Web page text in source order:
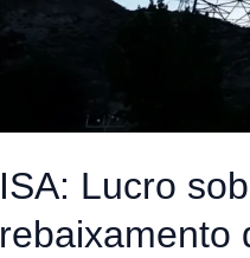
ISA: Lucro
rebaixamento